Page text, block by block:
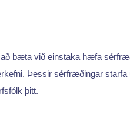
bæta við einstaka hæfa
Þessir sérfræðingar starfa
þitt.